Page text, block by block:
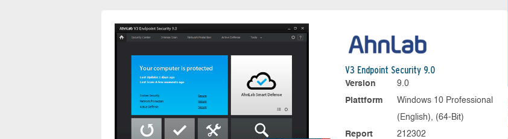
V3 Endpoint Security 9.0
Version
9.0
Plattform
Windows 10 Professional
(English), (64-Bit)
Report
212302